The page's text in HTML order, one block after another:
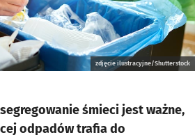
zdjęcie ilustracyjne/Shutterstock
śmieci jest ważne,
odpadów trafia do